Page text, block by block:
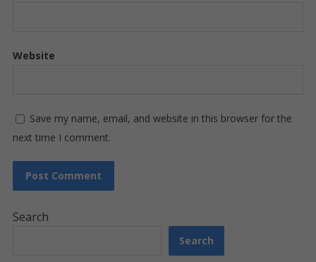
Website
Save my name, email, and website in this browser for the
next time I comment.
Search
Search